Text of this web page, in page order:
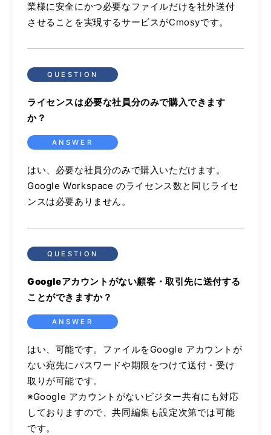
業様に安全にかつ必要なファイルだけを社外送付
させることを実現するサービスがCmosyです。
ライセンスは必要な社員分のみで購入できます
か？
はい、必要な社員分のみで購入いただけます。
Google Workspace のライセンス数と同じライセ
ンスは必要ありません。
Googleアカウントがない顧客・取引先に送付する
ことができますか？
はい、可能です。ファイルをGoogle アカウントが
ない宛先にパスワードや期限をつけて送付・受け
取りが可能です。
※Google アカウントがないビジター共有にも対応
しておりますので、共同編集も設定次第では可能
です。